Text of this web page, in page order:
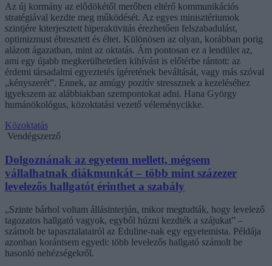
Az új kormány az elődökétől merőben eltérő kommunikációs
stratégiával kezdte meg működését. Az egyes minisztériumok
szintjére kiterjesztett hiperaktivitás érezhetően felszabadulást,
optimizmust ébresztett és éltet. Különösen az olyan, korábban porig
alázott ágazatban, mint az oktatás. Ám pontosan ez a lendület az,
ami egy újabb megkerülhetetlen kihívást is előtérbe rántott: az
érdemi társadalmi egyeztetés ígéretének beváltását, vagy más szóval
„kényszerét”. Ennek, az amúgy pozitív stressznek a kezeléséhez
igyekszem az alábbiakban szempontokat adni. Hana György
humánökológus, közoktatási vezető véleménycikke.
Közoktatás
Vendégszerző
Dolgoznának az egyetem mellett, mégsem
vállalhatnak diákmunkát – több mint százezer
levelezős hallgatót érinthet a szabály
„Szinte bárhol voltam állásinterjún, mikor megtudták, hogy levelező
tagozatos hallgató vagyok, egyből húzni kezdték a szájukat” –
számolt be tapasztalatairól az Eduline-nak egy egyetemista. Példája
azonban korántsem egyedi: több levelezős hallgató számolt be
hasonló nehézségekről.